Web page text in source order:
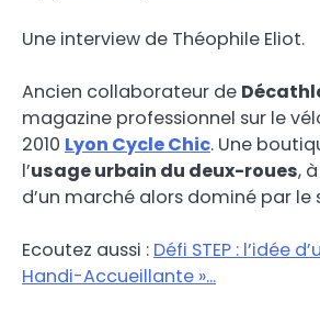
Une interview de Théophile Eliot.
Ancien collaborateur de
magazine professionnel sur le
2010 Lyon Cycle Chic. Une
l’usage urbain du deux-roues,
d’un marché alors dominé par le
Ecoutez aussi : Défi STEP : l’idée
Handi-Accueillante »…